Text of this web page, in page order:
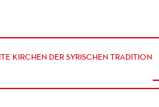
KIRCHEN DER SYRISCHEN TRADITION